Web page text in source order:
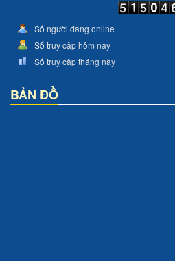
Số người đang online
Số truy cập hôm nay
Số truy cập tháng này
BẢN ĐỒ